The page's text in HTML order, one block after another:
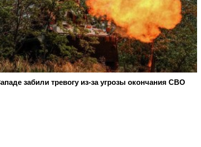
забили тревогу из-за угрозы окончания СВО